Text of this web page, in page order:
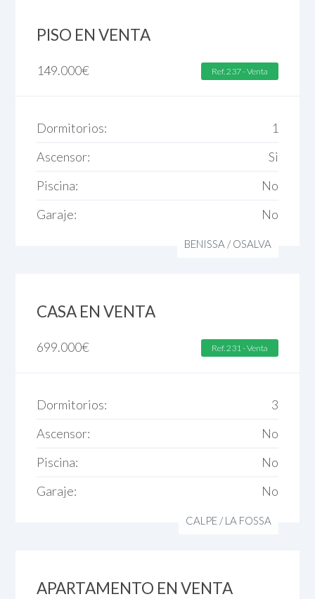
PISO EN VENTA
149.000€ Ref. 237 - Venta
Dormitorios:
1
Ascensor:
Si
Piscina:
No
Garaje:
No
BENISSA /OSALVA
CASA EN VENTA
699.000€ Ref. 231 - Venta
Dormitorios:
3
Ascensor:
No
Piscina:
No
Garaje:
No
CALPE/LA FOSSA
APARTAMENTO EN VENTA